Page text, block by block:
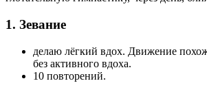
1. Зевание
делаю лёгкий вдох. Движение
без активного вдоха.
10 повторений.